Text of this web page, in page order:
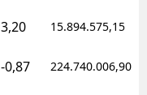
3,20 15.894.575,15
-0,87 224.740.006,90